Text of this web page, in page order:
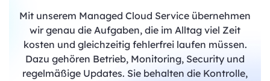
Mit unserem Managed Cloud Service übernehmen
wir genau die Aufgaben, die im Alltag viel Zeit
kosten und gleichzeitig fehlerfrei laufen müssen.
Dazu gehören Betrieb, Monitoring, Security und
regelmäßige Updates. Sie behalten die Kontrolle,